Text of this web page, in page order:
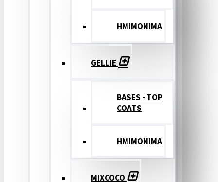
ΗΜΙΜΟΝΙΜΑ
GELLIE
BASES - TOP
COATS
ΗΜΙΜΟΝΙΜΑ
MIXCOCO